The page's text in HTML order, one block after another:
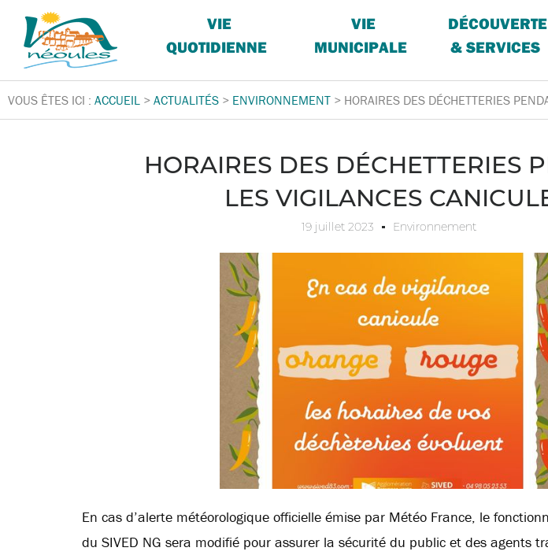
VIE
QUOTIDIENNE
VIE
MUNICIPALE
DÉCOUVERTE
& SERVICES
VOUS ÊTES ICI : ACCUEIL > ACTUALITÉS > ENVIRONNEMENT > HORAIRES DES DÉCHETTERIES
HORAIRES DES DÉCHETTERIES
LES VIGILANCES
19 juillet 2023 Environnement
En cas d’alerte météorologique officielle émise par Météo France, le
du SIVED NG sera modifié pour assurer la sécurité du public et des agents